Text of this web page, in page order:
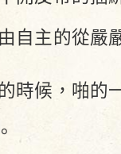
自主的從嚴
候，啪的